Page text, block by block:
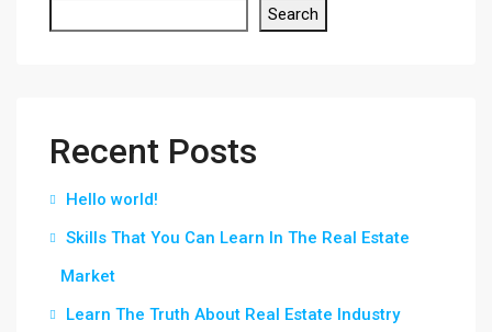
Search
Recent Posts
Hello world!
Skills That You Can Learn In The Real Estate
Market
Learn The Truth About Real Estate Industry